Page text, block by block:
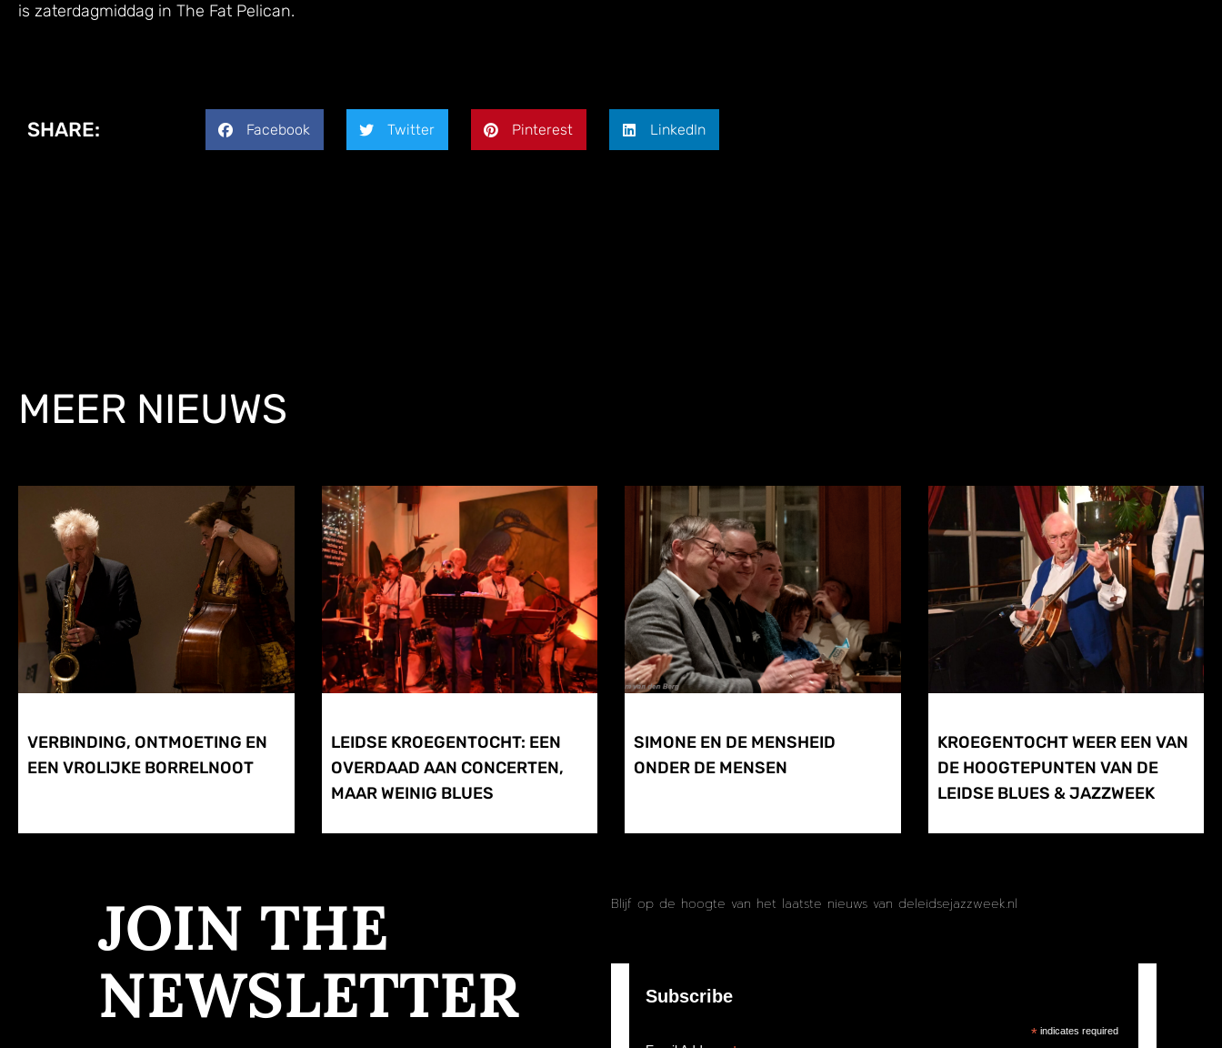
is zaterdagmiddag in The Fat Pelican.
SHARE: Facebook Twitter Pinterest LinkedIn
MEER NIEUWS
VERBINDING, ONTMOETING EN
EEN VROLIJKE BORRELNOOT
LEIDSE KROEGENTOCHT: EEN
OVERDAAD AAN CONCERTEN,
MAAR WEINIG BLUES
SIMONE EN DE MENSHEID
ONDER DE MENSEN
KROEGENTOCHT WEER EEN VAN
DE HOOGTEPUNTEN VAN DE
LEIDSE BLUES & JAZZWEEK
JOIN THE
NEWSLETTER
Blijf op de hoogte van het laatste nieuws van deleidsejazzweek.nl
Subscribe
* indicates required